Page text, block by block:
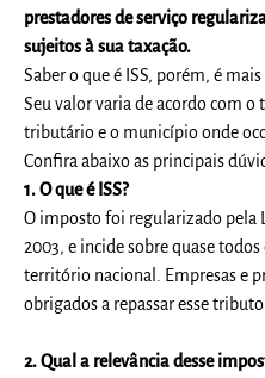
prestadores de serviço
sujeitos à sua taxação.
Saber o que é ISS, porém, é
Seu valor varia de acordo com o
tributário e o município onde
Confira abaixo as principais
1. O que é ISS?
O imposto foi regularizado pela
2003, e incide sobre quase
território nacional. Empresas e
obrigados a repassar esse
2. Qual a relevância desse